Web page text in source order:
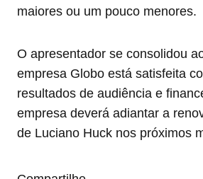
maiores ou um pouco menores.
O apresentador se consolidou
empresa Globo está satisfeita
resultados de audiência e
empresa deverá adiantar a
de Luciano Huck nos próximos